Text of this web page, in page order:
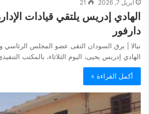
أبريل 7, 2026 21
الهادي إدريس يلتقي قيادات
دارفور
نيالا | برق السودان التقى عضو المجلس الرئاسي
الهادي إدريس يحيى، اليوم الثلاثاء، بالمكتب
أكمل القراءة »